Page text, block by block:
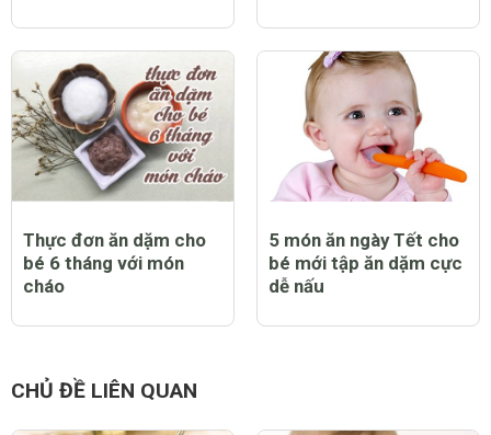
Thực đơn ăn dặm cho
bé 6 tháng với món
cháo
5 món ăn ngày Tết cho
bé mới tập ăn dặm cực
dễ nấu
CHỦ ĐỀ LIÊN QUAN